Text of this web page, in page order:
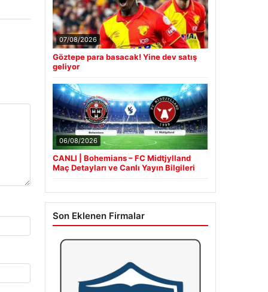
07/08/2026
Göztepe para basacak! Yine dev satış
geliyor
06/08/2026
CANLI | Bohemians – FC Midtjylland
Maç Detayları ve Canlı Yayın Bilgileri
Son Eklenen Firmalar